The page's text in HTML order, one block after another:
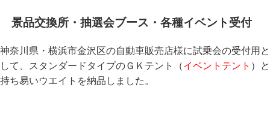
景品交換所・抽選会ブース・各種イベント受付
神奈川県・横浜市金沢区の自動車販売店様に試乗会の受付用と
して、スタンダードタイプのＧＫテント（イベントテント ）と
持ち易いウエイトを納品しました。